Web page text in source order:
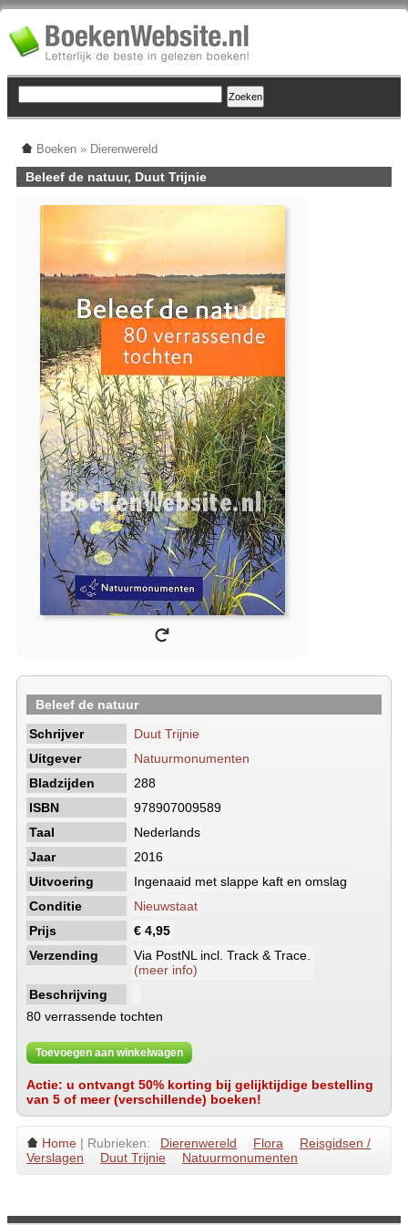
Boeken » Dierenwereld
Beleef de natuur, Duut Trijnie
Beleef de natuur
Schrijver
Duut Trijnie
Uitgever
Natuurmonumenten
Bladzijden
288
ISBN
978907009589
Taal
Nederlands
Jaar
2016
Uitvoering
Ingenaaid met slappe kaft en omslag
Conditie
Nieuwstaat
Prijs
€ 4,95
Verzending
Via PostNL incl. Track & Trace.
(meer info)
Beschrijving
80 verrassende tochten
Toevoegen aan winkelwagen
Actie: u ontvangt 50% korting bij gelijktijdige bestelling
van 5 of meer (verschillende) boeken!
Home | Rubrieken: Dierenwereld Flora
Reisgidsen /
Verslagen
Duut Trijnie Natuurmonumenten